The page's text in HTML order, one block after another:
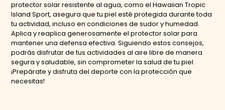
protector solar resistente al agua, como el Hawaiian Tropic
Island Sport, asegura que tu piel esté protegida durante toda
tu actividad, incluso en condiciones de sudor y humedad.
Aplica y reaplica generosamente el protector solar para
mantener una defensa efectiva. Siguiendo estos consejos,
podrás disfrutar de tus actividades al aire libre de manera
segura y saludable, sin comprometer la salud de tu piel.
¡Prepárate y disfruta del deporte con la protección que
necesitas!